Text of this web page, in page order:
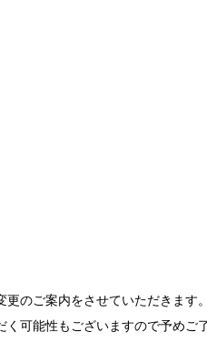
のご案内をさせていただきます。
可能性もございますので予めご